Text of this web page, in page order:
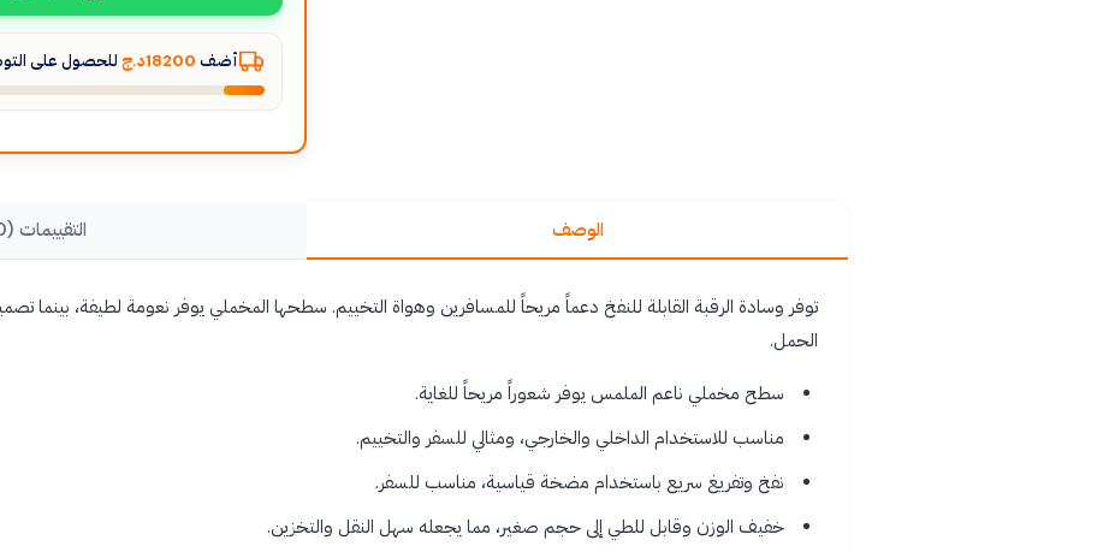
أضف 18200د.ج للحصول على
الوصف التقييمات (0)
توفر وسادة الرقبة القابلة للنفخ دعماً مريحاً للمسافرين وهواة التخييم. سطحها المخملي يوفر نعومة لطيفة، بينما
الحمل.
سطح مخملي ناعم الملمس يوفر شعوراً مريحاً للغاية.
مناسب للاستخدام الداخلي والخارجي، ومثالي للسفر والتخييم.
نفخ وتفريغ سريع باستخدام مضخة قياسية، مناسب للسفر.
خفيف الوزن وقابل للطي إلى حجم صغير، مما يجعله سهل النقل والتخزين.